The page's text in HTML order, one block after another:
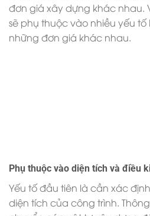
đơn giá xây dựng khác nhau.
sẽ phụ thuộc vào nhiều yếu
những đơn giá khác nhau.
Phụ thuộc vào diện tích và điều
Yếu tố đầu tiên là cần xác
diện tích của công trình.